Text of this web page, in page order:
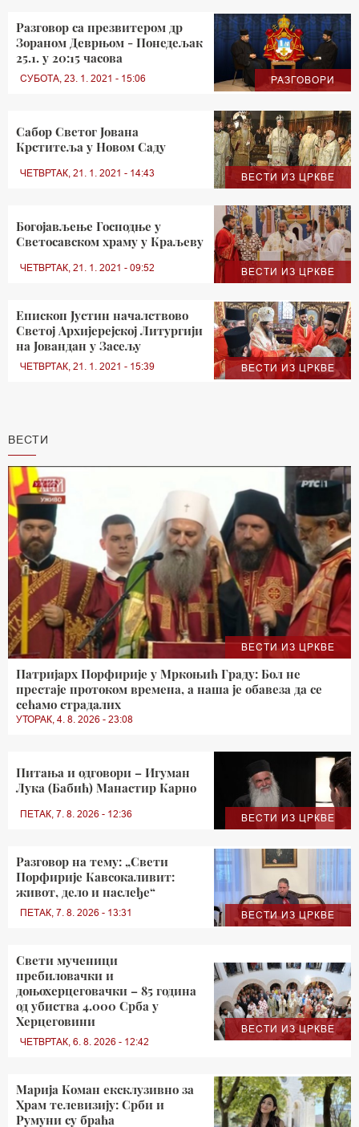
РАЗГОВОРИ
Разговор са презвитером др
Зораном Деврњом - Понедељак
25.1. у 20:15 часова
СУБОТА, 23. 1. 2021 - 15:06
ВЕСТИ ИЗ ЦРКВЕ
Сабор Светог Јована
Крститеља у Новом Саду
ЧЕТВРТАК, 21. 1. 2021 - 14:43
ВЕСТИ ИЗ ЦРКВЕ
Богојављење Господње у
Светосавском храму у Краљеву
ЧЕТВРТАК, 21. 1. 2021 - 09:52
ВЕСТИ ИЗ ЦРКВЕ
Епископ Јустин началствово
Светој Архијерејској Литургији
на Јовандан у Засељу
ЧЕТВРТАК, 21. 1. 2021 - 15:39
ВЕСТИ
ВЕСТИ ИЗ ЦРКВЕ
Патријарх Порфирије у Мркоњић Граду: Бол не
престаје протоком времена, а наша је обавеза да се
сећамо страдалих
УТОРАК, 4. 8. 2026 - 23:08
ВЕСТИ ИЗ ЦРКВЕ
Питања и одговори – Игуман
Лука (Бабић) Манастир Карно
ПЕТАК, 7. 8. 2026 - 12:36
ВЕСТИ ИЗ ЦРКВЕ
Разговор на тему: „Свети
Порфирије Кавсокаливит:
живот, дело и наслеђе“
ПЕТАК, 7. 8. 2026 - 13:31
ВЕСТИ ИЗ ЦРКВЕ
Свети мученици
пребиловачки и
доњохерцеговачки – 85 година
од убиства 4.000 Срба у
Херцеговини
ЧЕТВРТАК, 6. 8. 2026 - 12:42
Марија Коман ексклузивно за
Храм телевизију: Срби и
Румуни су браћа